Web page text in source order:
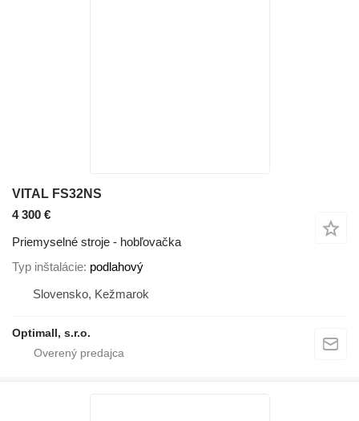
VITAL FS32NS
4 300 €
Priemyselné stroje - hobľovačka
Typ inštalácie podlahový
Slovensko, Kežmarok
Optimall, s.r.o.